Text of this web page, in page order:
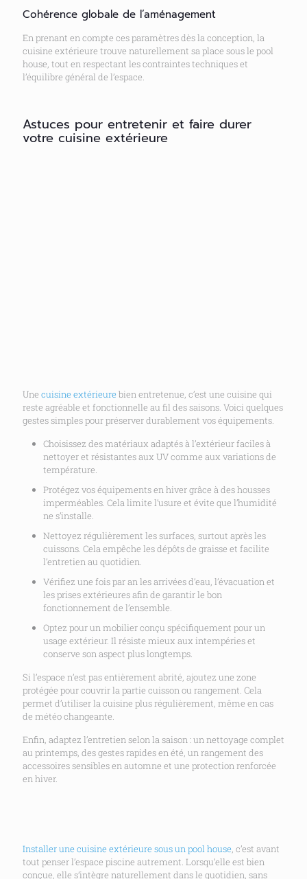
Cohérence globale de l’aménagement
En prenant en compte ces paramètres dès la conception, la
cuisine extérieure trouve naturellement sa place sous le pool
house, tout en respectant les contraintes techniques et
l’équilibre général de l’espace.
Astuces pour entretenir et faire durer
votre cuisine extérieure
Une cuisine extérieure bien entretenue, c’est une cuisine qui
reste agréable et fonctionnelle au fil des saisons. Voici quelques
gestes simples pour préserver durablement vos équipements.
Choisissez des matériaux adaptés à l’extérieur faciles à
nettoyer et résistantes aux UV comme aux variations de
température.
Protégez vos équipements en hiver grâce à des housses
imperméables. Cela limite l’usure et évite que l’humidité
ne s’installe.
Nettoyez régulièrement les surfaces, surtout après les
cuissons. Cela empêche les dépôts de graisse et facilite
l’entretien au quotidien.
Vérifiez une fois par an les arrivées d’eau, l’évacuation et
les prises extérieures afin de garantir le bon
fonctionnement de l’ensemble.
Optez pour un mobilier conçu spécifiquement pour un
usage extérieur. Il résiste mieux aux intempéries et
conserve son aspect plus longtemps.
Si l’espace n’est pas entièrement abrité, ajoutez une zone
protégée pour couvrir la partie cuisson ou rangement. Cela
permet d’utiliser la cuisine plus régulièrement, même en cas
de météo changeante.
Enfin, adaptez l’entretien selon la saison : un nettoyage complet
au printemps, des gestes rapides en été, un rangement des
accessoires sensibles en automne et une protection renforcée
en hiver.
Installer une cuisine extérieure sous un pool house, c’est avant
tout penser l’espace piscine autrement. Lorsqu’elle est bien
conçue, elle s’intègre naturellement dans le quotidien, sans